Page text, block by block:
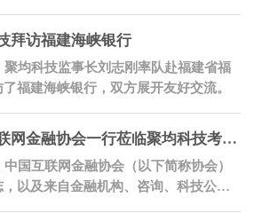
字风控官兼数字方案部总经理朱立强
课。
拜访福建海峡银行
聚均科技监事长刘志刚率队赴福建省福
福建海峡银行，双方展开友好交流。
中国互联网金融协会一行莅临聚均科技考察交流，并开展会员服务活动
国互联网金融协会（以下简称协会）
以及来自金融机构、咨询、科技公司